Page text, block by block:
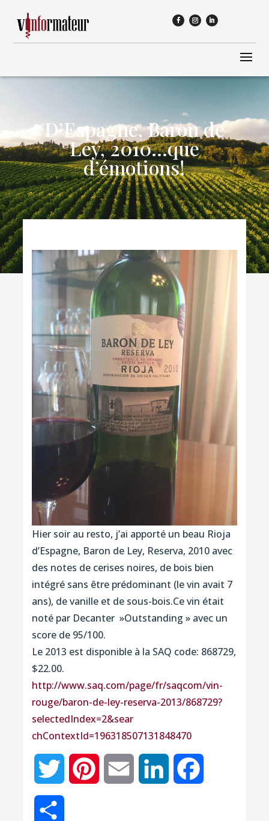
D’Espagne, Baron de
Ley, 2010…que
d’émotions!
Hier soir au resto, j’ai apporté un beau Rioja
d’Espagne, Baron de Ley, Reserva, 2010 avec
des notes de cerises noires, de bois bien
intégré sans être prédominant (le vin avait 7
ans), de vanille et de sous-bois.Ce vin était
noté par Decanter »Outstanding » avec un
score de 95/100.
Le 2013 est disponible à la SAQ code: 868729,
$22.00.
http://www.saq.com/page/fr/saqcom/vin-
rouge/baron-de-ley-reserva-2013/868729?
selectedIndex=2&sear
chContextId=196318507131848470
Twitter Pinterest Email LinkedIn